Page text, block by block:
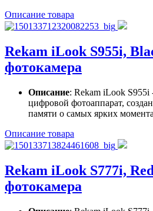
Описание товара
Rekam iLook S955i,
фотокамера
Описание: Rekam iLook S955i
цифровой фотоаппарат,
памяти о самых ярких
Описание товара
Rekam iLook S777i,
фотокамера